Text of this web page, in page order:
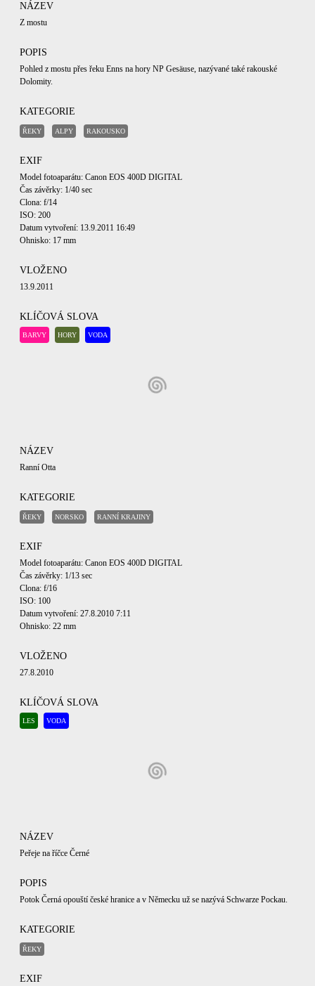
NÁZEV
Z mostu
POPIS
Pohled z mostu přes řeku Enns na hory NP Gesäuse, nazývané také rakouské
Dolomity.
KATEGORIE
ŘEKY ALPY RAKOUSKO
EXIF
Model fotoaparátu: Canon EOS 400D DIGITAL
Čas závěrky: 1/40 sec
Clona: f/14
ISO: 200
Datum vytvoření: 13.9.2011 16:49
Ohnisko: 17 mm
VLOŽENO
13.9.2011
KLÍČOVÁ SLOVA
BARVY HORY VODA
NÁZEV
Ranní Otta
KATEGORIE
ŘEKY NORSKO RANNÍ KRAJINY
EXIF
Model fotoaparátu: Canon EOS 400D DIGITAL
Čas závěrky: 1/13 sec
Clona: f/16
ISO: 100
Datum vytvoření: 27.8.2010 7:11
Ohnisko: 22 mm
VLOŽENO
27.8.2010
KLÍČOVÁ SLOVA
LES VODA
NÁZEV
Peřeje na říčce Černé
POPIS
Potok Černá opouští české hranice a v Německu už se nazývá Schwarze Pockau.
KATEGORIE
ŘEKY
EXIF